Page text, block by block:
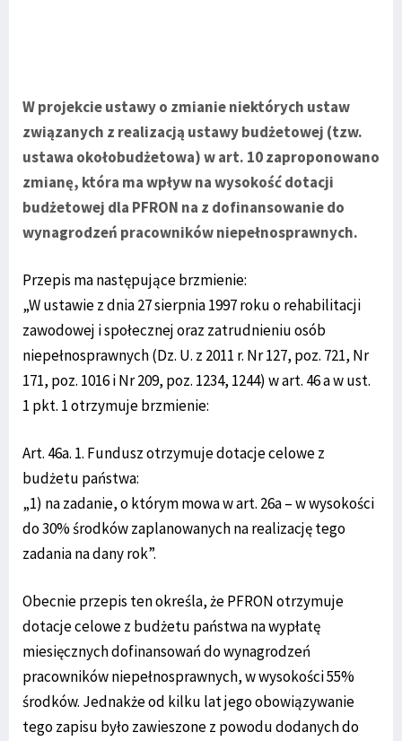
W projekcie ustawy o zmianie niektórych ustaw
związanych z realizacją ustawy budżetowej (tzw.
ustawa okołobudżetowa) w art. 10 zaproponowano
zmianę, która ma wpływ na wysokość dotacji
budżetowej dla PFRON na z dofinansowanie do
wynagrodzeń pracowników niepełnosprawnych.
Przepis ma następujące brzmienie:
„W ustawie z dnia 27 sierpnia 1997 roku o rehabilitacji
zawodowej i społecznej oraz zatrudnieniu osób
niepełnosprawnych (Dz. U. z 2011 r. Nr 127, poz. 721, Nr
171, poz. 1016 i Nr 209, poz. 1234, 1244) w art. 46 a w ust.
1 pkt. 1 otrzymuje brzmienie:
Art. 46a. 1. Fundusz otrzymuje dotacje celowe z
budżetu państwa:
„1) na zadanie, o którym mowa w art. 26a – w wysokości
do 30% środków zaplanowanych na realizację tego
zadania na dany rok”.
Obecnie przepis ten określa, że PFRON otrzymuje
dotacje celowe z budżetu państwa na wypłatę
miesięcznych dofinansowań do wynagrodzeń
pracowników niepełnosprawnych, w wysokości 55%
środków. Jednakże od kilku lat jego obowiązywanie
tego zapisu było zawieszone z powodu dodanych do